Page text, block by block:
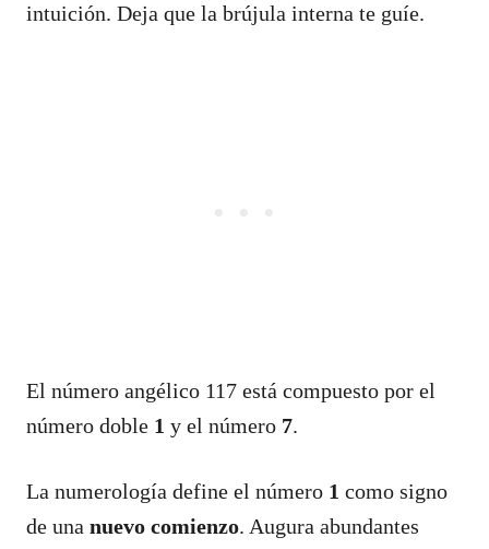
intuición. Deja que la brújula interna te guíe.
El número angélico 117 está compuesto por el
número doble 1 y el número 7.
La numerología define el número 1 como signo
de una nuevo comienzo. Augura abundantes